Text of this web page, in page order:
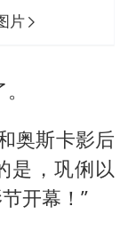
片
奥斯卡影后
是，巩俐以
开幕！”